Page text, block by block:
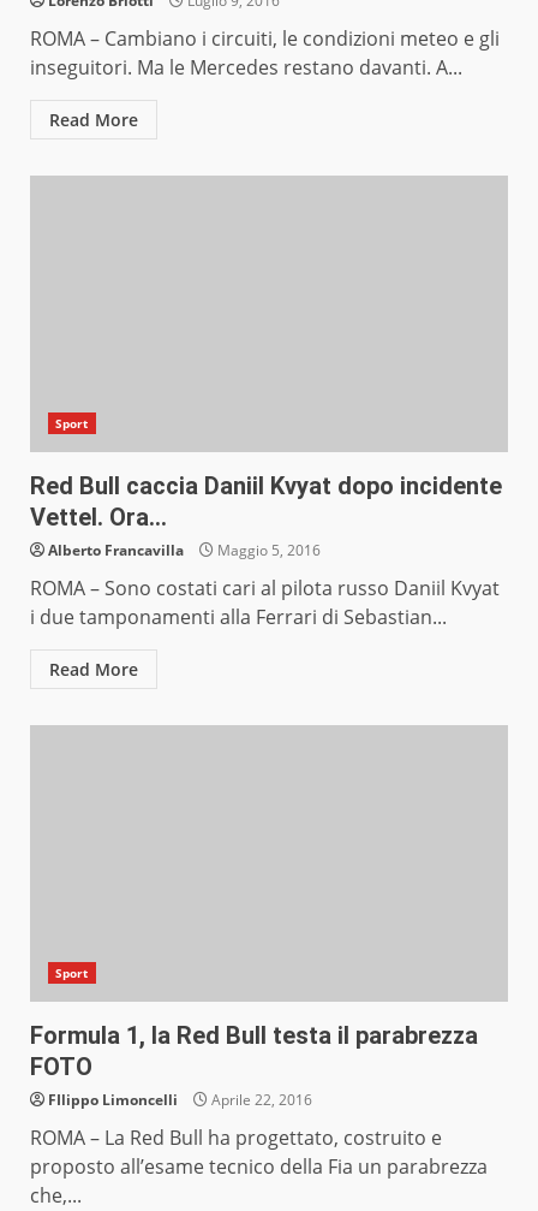
ROMA – Cambiano i circuiti, le condizioni meteo e gli
inseguitori. Ma le Mercedes restano davanti. A...
Read More
Sport
Red Bull caccia Daniil Kvyat dopo incidente
Vettel. Ora…
Alberto Francavilla Maggio 5, 2016
ROMA – Sono costati cari al pilota russo Daniil Kvyat
i due tamponamenti alla Ferrari di Sebastian...
Read More
Sport
Formula 1, la Red Bull testa il parabrezza
FOTO
FIlippo Limoncelli Aprile 22, 2016
ROMA – La Red Bull ha progettato, costruito e
proposto all’esame tecnico della Fia un parabrezza
che,...